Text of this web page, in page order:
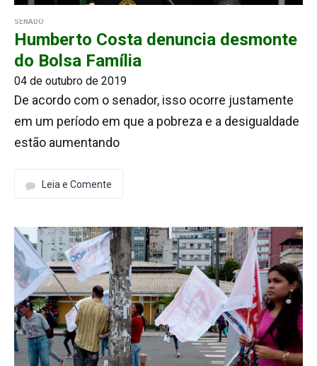
SENADO
Humberto Costa denuncia desmonte
do Bolsa Família
04 de outubro de 2019
De acordo com o senador, isso ocorre justamente
em um período em que a pobreza e a desigualdade
estão aumentando
Leia e Comente